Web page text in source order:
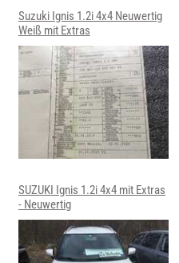
Suzuki Ignis 1.2i 4x4 Neuwertig
Weiß mit Extras
SUZUKI Ignis 1.2i 4x4 mit Extras
- Neuwertig